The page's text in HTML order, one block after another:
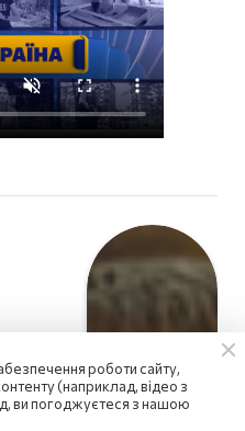
роботи сайту,
(наприклад, відео з
ви погоджуєтеся з нашою